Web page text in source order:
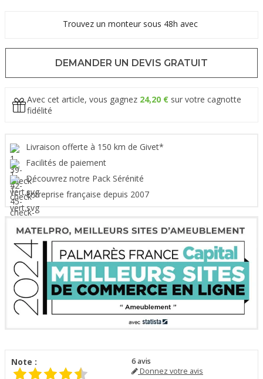
Trouvez un monteur sous 48h avec
DEMANDER UN DEVIS GRATUIT
Avec cet article, vous gagnez 24,20 € sur votre cagnotte
fidélité
Livraison offerte à 150 km de Givet*
Facilités de paiement
Découvrez notre Pack Sérénité
Entreprise française depuis 2007
Note : 6avis
Donnez votre avis